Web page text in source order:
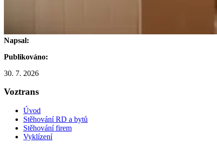
Napsal:
Publikováno:
30. 7. 2026
Voztrans
Úvod
Stěhování RD a bytů
Stěhování firem
Vyklízení